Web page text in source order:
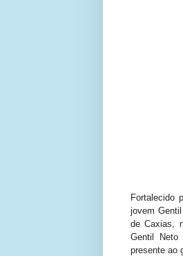
Fortalecido
jovem
de Caxias,
Gentil Neto
presente ao